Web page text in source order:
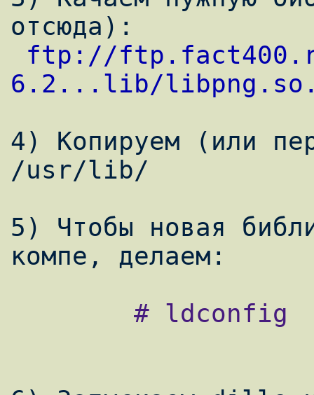
отсюда):
ftp://
6.2...lib/
4) Копируем (или
/usr/lib/
5) Чтобы новая